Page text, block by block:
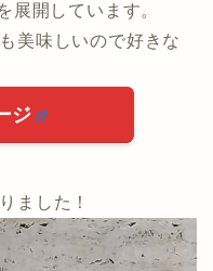
展開しています。
美味しいので好きな
ジ
ました！